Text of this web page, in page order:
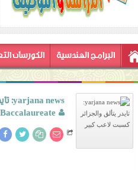
البرامج الهندسية الكورسات
yarjana news: تايدر يتألق والجزائر كسبت لاعب كبير